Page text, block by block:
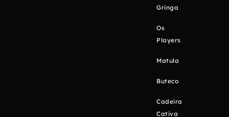
Gringa
Os
Players
Matula
Buteco
Cadeira
Cativa